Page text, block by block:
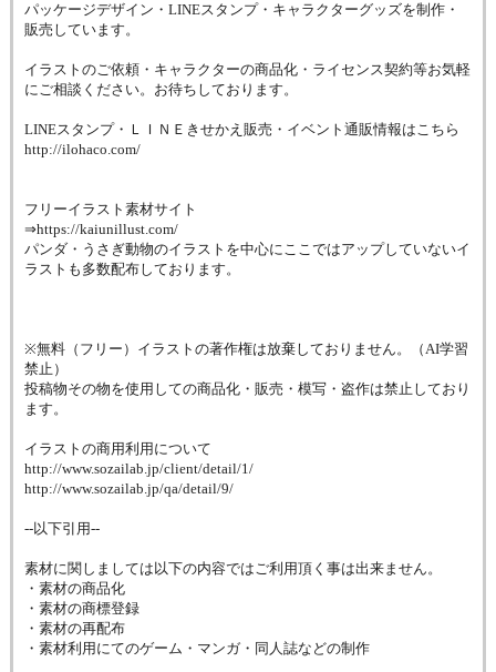
パッケージデザイン・LINEスタンプ・キャラクターグッズを制作・
販売しています。
イラストのご依頼・キャラクターの商品化・ライセンス契約等お気軽
にご相談ください。お待ちしております。
LINEスタンプ・ＬＩＮＥきせかえ販売・イベント通販情報はこちら
http://ilohaco.com/
フリーイラスト素材サイト
⇒https://kaiunillust.com/
パンダ・うさぎ動物のイラストを中心にここではアップしていないイ
ラストも多数配布しております。
※無料（フリー）イラストの著作権は放棄しておりません。（AI学習
禁止）
投稿物その物を使用しての商品化・販売・模写・盗作は禁止しており
ます。
イラストの商用利用について
http://www.sozailab.jp/client/detail/1/
http://www.sozailab.jp/qa/detail/9/
--以下引用--
素材に関しましては以下の内容ではご利用頂く事は出来ません。
・素材の商品化
・素材の商標登録
・素材の再配布
・素材利用にてのゲーム・マンガ・同人誌などの制作